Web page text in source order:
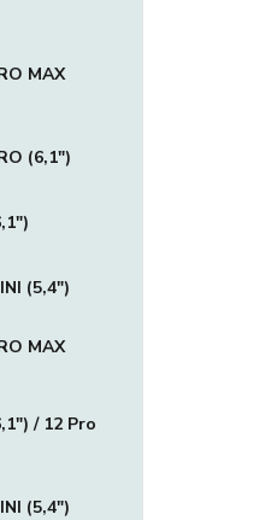
MAX
(6,1")
(5,4")
MAX
/ 12 Pro
(5,4")